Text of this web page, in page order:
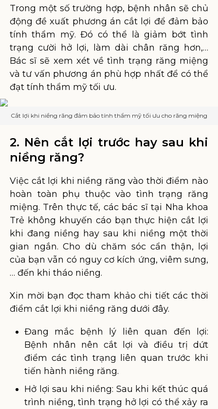
Trong một số trường hợp, bệnh nhân sẽ chủ
động đề xuất phương án cắt lợi để đảm bảo
tính thẩm mỹ. Đó có thể là giảm bớt tình
trạng cười hở lợi, làm dài chân răng hơn,…
Bác sĩ sẽ xem xét về tình trạng răng miệng
và tư vấn phương án phù hợp nhất để có thể
đạt tính thẩm mỹ tối ưu.
Cắt lợi khi niềng răng đảm bảo tính thẩm mỹ tối ưu cho răng miệng
2. Nên cắt lợi trước hay sau khi
niềng răng?
Việc cắt lợi khi niềng răng vào thời điểm nào
hoàn toàn phụ thuộc vào tình trạng răng
miệng. Trên thực tế, các bác sĩ tại Nha khoa
Trẻ không khuyến cáo bạn thực hiện cắt lợi
khi đang niềng hay sau khi niềng một thời
gian ngắn. Cho dù chăm sóc cẩn thận, lợi
của bạn vẫn có nguy cơ kích ứng, viêm sưng,
… đến khi tháo niềng.
Xin mời bạn đọc tham khảo chi tiết các thời
điểm cắt lợi khi niềng răng dưới đây.
Đang mắc bệnh lý liên quan đến lợi:
Bệnh nhân nên cắt lợi và điều trị dứt
điểm các tình trạng liên quan trước khi
tiến hành niềng răng.
Hở lợi sau khi niềng: Sau khi kết thúc quá
trình niềng, tình trạng hở lợi có thể xảy ra